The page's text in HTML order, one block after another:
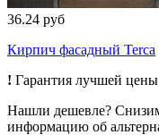
36.24 руб
Кирпич фасадный Terca
! Гарантия лучшей цены
Нашли дешевле?
информацию об